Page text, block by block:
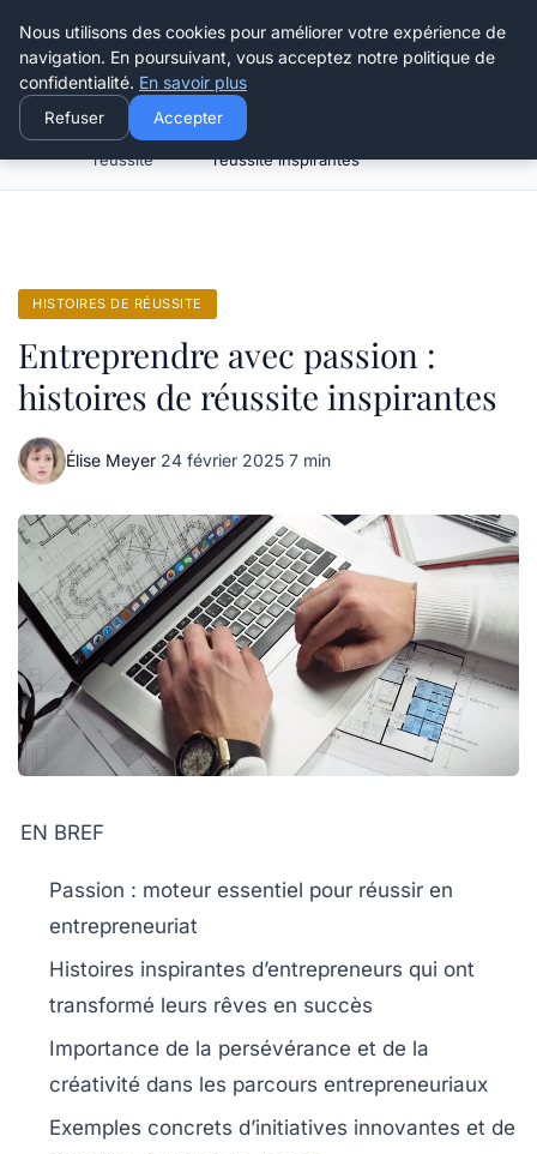
Henry Panky
Histoires de
réussite
Entreprendre avec passion : histoires de
réussite inspirantes
HISTOIRES DE RÉUSSITE
Entreprendre avec passion :
histoires de réussite inspirantes
Élise Meyer·24 février 2025·7 min
EN BREF
Passion : moteur essentiel pour réussir en
entrepreneuriat
Histoires inspirantes d’entrepreneurs qui ont
transformé leurs rêves en succès
Importance de la persévérance et de la
créativité dans les parcours entrepreneuriaux
Exemples concrets d’initiatives innovantes et de
Nous utilisons des cookies pour améliorer votre expérience de
navigation. En poursuivant, vous acceptez notre politique de
confidentialité. En savoir plus
Refuser Accepter